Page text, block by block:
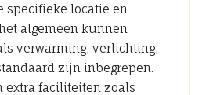
specifieke locatie en
algemeen kunnen
verwarming, verlichting,
zijn inbegrepen.
extra faciliteiten zoals